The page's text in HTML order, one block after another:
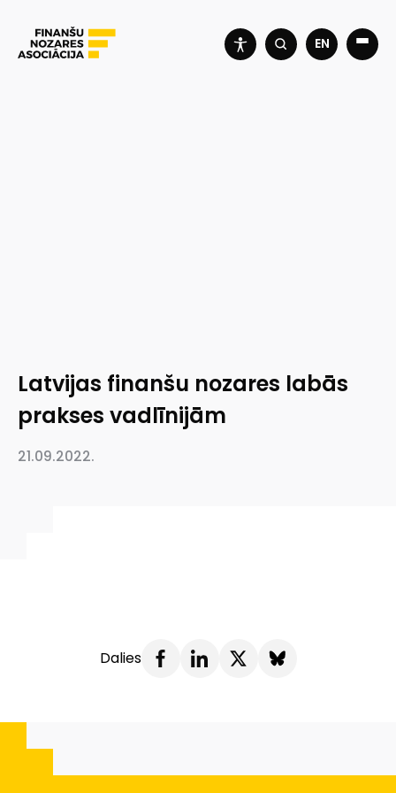
EN
Latvijas finanšu nozares labās
prakses vadlīnijām
21.09.2022.
Dalies